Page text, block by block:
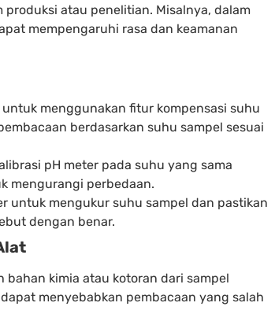
atau penelitian. Misalnya, dalam
mempengaruhi rasa dan keamanan
untuk menggunakan fitur kompensasi suhu
berdasarkan suhu sampel sesuai
pH meter pada suhu yang sama
mengurangi perbedaan.
untuk mengukur suhu sampel dan pastikan
dengan benar.
kimia atau kotoran dari sampel
menyebabkan pembacaan yang salah